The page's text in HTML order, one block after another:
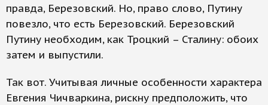
правда, Березовский. Но, право слово, Путину
повезло, что есть Березовский. Березовский
Путину необходим, как Троцкий – Сталину: обоих
затем и выпустили.
Так вот. Учитывая личные особенности характера
Евгения Чичваркина, рискну предположить, что